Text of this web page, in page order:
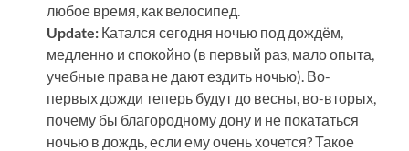
любое время, как велосипед.
Update: Катался сегодня ночью под дождём,
медленно и спокойно (в первый раз, мало опыта,
учебные права не дают ездить ночью). Во-
первых дожди теперь будут до весны, во-вторых,
почему бы благородному дону и не покататься
ночью в дождь, если ему очень хочется? Такое